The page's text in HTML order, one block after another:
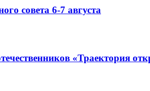
совета 6-7 августа
«Траектория